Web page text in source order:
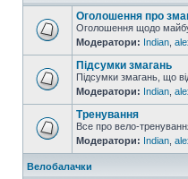
Оголошення про
Оголошення щодо
Модератори: Indian
Підсумки змагань
Підсумки змагань, що
Модератори: Indian
Тренування
Все про вело-
Модератори: Indian
Велобалачки